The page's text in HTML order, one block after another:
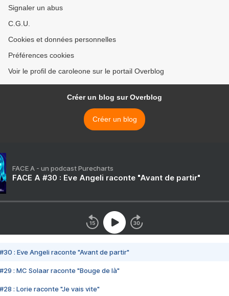
Signaler un abus
C.G.U.
Cookies et données personnelles
Préférences cookies
Voir le profil de caroleone sur le portail Overblog
Créer un blog sur Overblog
Créer un blog
FACE A - un podcast Purecharts
FACE A #30 : Eve Angeli raconte "Avant de partir"
#30 : Eve Angeli raconte "Avant de partir"
#29 : MC Solaar raconte "Bouge de là"
#28 : Lorie raconte "Je vais vite"